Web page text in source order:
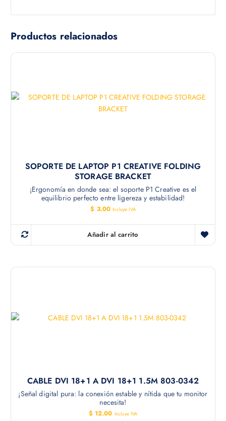
Productos relacionados
SOPORTE DE LAPTOP P1 CREATIVE FOLDING
STORAGE BRACKET
¡Ergonomía en donde sea: el soporte P1 Creative es el
equilibrio perfecto entre ligereza y estabilidad!
$ 3.00 Incluye IVA
Añadir al carrito
CABLE DVI 18+1 A DVI 18+1 1.5M 803-0342
¡Señal digital pura: la conexión estable y nítida que tu monitor
necesita!
$ 12.00 Incluye IVA